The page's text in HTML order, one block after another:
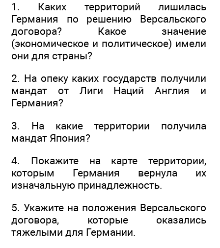
1. Каких территорий лишилась
Германия по решению Версальского
договора? Какое значение
(экономическое и политическое) имели
они для страны?
2. На опеку каких государств получили
мандат от Лиги Наций Англия и
Германия?
3. На какие территории получила
мандат Япония?
4. Покажите на карте территории,
которым Германия вернула их
изначальную принадлежность.
5. Укажите на положения Версальского
договора, которые оказались
тяжелыми для Германии.